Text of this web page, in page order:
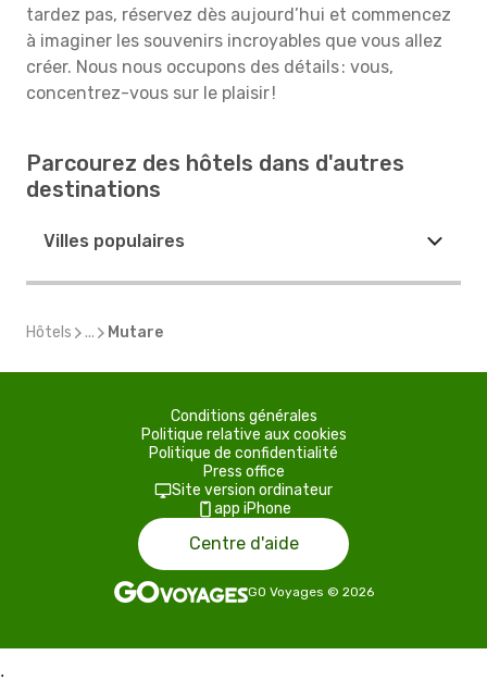
tardez pas, réservez dès aujourd’hui et commencez
à imaginer les souvenirs incroyables que vous allez
créer. Nous nous occupons des détails : vous,
concentrez-vous sur le plaisir !
Parcourez des hôtels dans d'autres
destinations
Villes populaires
Hôtels ... Mutare
Conditions générales
Politique relative aux cookies
Politique de confidentialité
Press office
Site version ordinateur
app iPhone
Centre d'aide
GO Voyages © 2026